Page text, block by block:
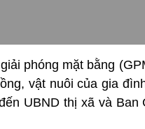
phóng mặt bằng
vật nuôi của gia
UBND thị xã và